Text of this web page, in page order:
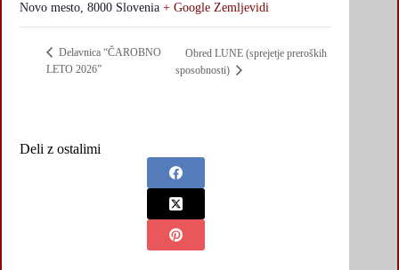
Novo mesto, 8000 Slovenia + Google Zemljevidi
Delavnica “ČAROBNO
LETO 2026”
Obred LUNE (sprejetje preroških
sposobnosti)
Deli z ostalimi